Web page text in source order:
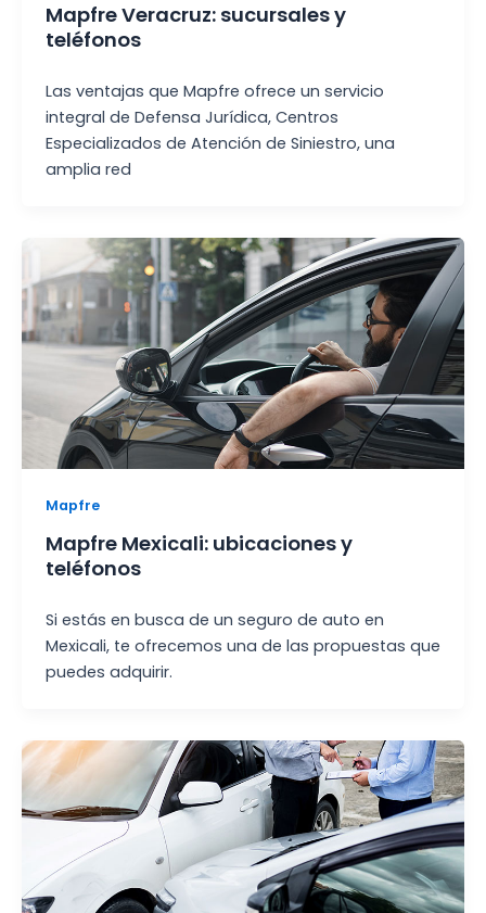
Mapfre Veracruz: sucursales y
teléfonos
Las ventajas que Mapfre ofrece un servicio
integral de Defensa Jurídica, Centros
Especializados de Atención de Siniestro, una
amplia red
Mapfre
Mapfre Mexicali: ubicaciones y
teléfonos
Si estás en busca de un seguro de auto en
Mexicali, te ofrecemos una de las propuestas que
puedes adquirir.